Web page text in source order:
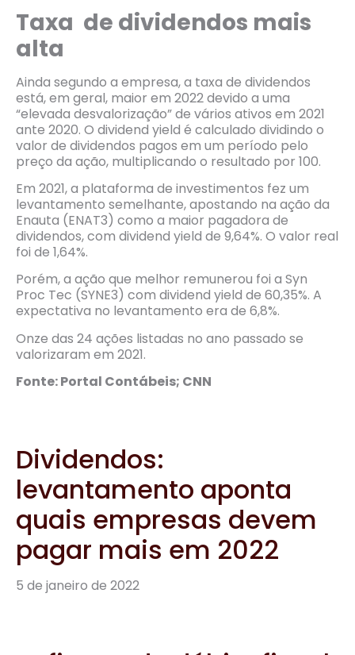
Taxa de dividendos mais
alta
Ainda segundo a empresa, a taxa de dividendos
está, em geral, maior em 2022 devido a uma
“elevada desvalorização” de vários ativos em 2021
ante 2020. O dividend yield é calculado dividindo o
valor de dividendos pagos em um período pelo
preço da ação, multiplicando o resultado por 100.
Em 2021, a plataforma de investimentos fez um
levantamento semelhante, apostando na ação da
Enauta (ENAT3) como a maior pagadora de
dividendos, com dividend yield de 9,64%. O valor real
foi de 1,64%.
Porém, a ação que melhor remunerou foi a Syn
Proc Tec (SYNE3) com dividend yield de 60,35%. A
expectativa no levantamento era de 6,8%.
Onze das 24 ações listadas no ano passado se
valorizaram em 2021.
Fonte: Portal Contábeis; CNN
Dividendos:
levantamento aponta
quais empresas devem
pagar mais em 2022
5 de janeiro de 2022